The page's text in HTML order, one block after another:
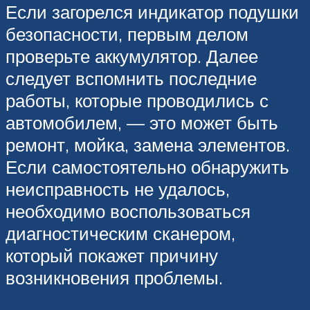
Если загорелся индикатор подушки
безопасности, первым делом
проверьте аккумулятор. Далее
следует вспомнить последние
работы, которые проводились с
автомобилем, — это может быть
ремонт, мойка, замена элементов.
Если самостоятельно обнаружить
неисправность не удалось,
необходимо воспользоваться
диагностическим сканером,
который покажет причину
возникновения проблемы.